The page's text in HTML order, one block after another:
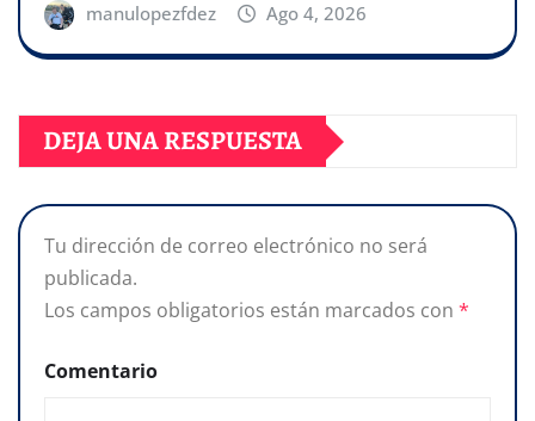
manulopezfdez Ago 4, 2026
DEJA UNA RESPUESTA
Tu dirección de correo electrónico no será
publicada.
Los campos obligatorios están marcados con *
Comentario